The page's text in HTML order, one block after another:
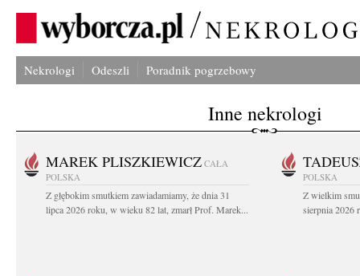
Nekrologi Odeszli Poradnik pogrzebowy
Inne nekrologi
MAREK PLISZKIEWICZ CAŁA
POLSKA
Z głębokim smutkiem zawiadamiamy, że dnia 31
lipca 2026 roku, w wieku 82 lat, zmarł Prof. Marek...
POLSKA
Z wielkim
sierpnia 2026